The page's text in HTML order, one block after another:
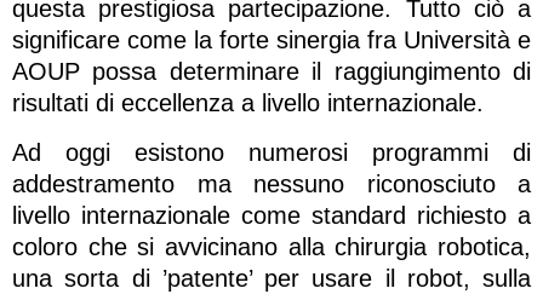
questa prestigiosa partecipazione. Tutto ciò a
significare come la forte sinergia fra Università e
AOUP possa determinare il raggiungimento di
risultati di eccellenza a livello internazionale.
Ad oggi esistono numerosi programmi di
addestramento ma nessuno riconosciuto a
livello internazionale come standard richiesto a
coloro che si avvicinano alla chirurgia robotica,
una sorta di ’patente’ per usare il robot, sulla